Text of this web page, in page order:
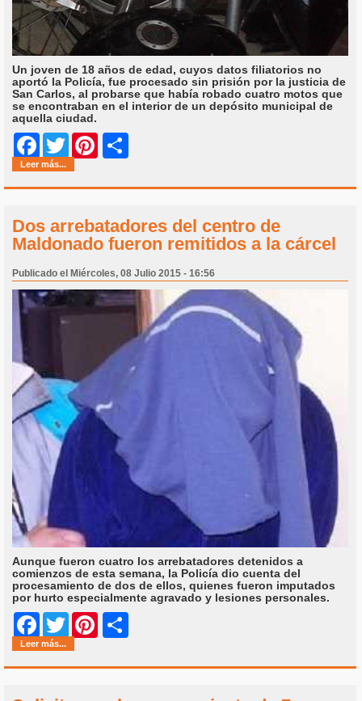
Un joven de 18 años de edad, cuyos datos filiatorios no
aportó la Policía, fue procesado sin prisión por la justicia de
San Carlos, al probarse que había robado cuatro motos que
se encontraban en el interior de un depósito municipal de
aquella ciudad.
Facebook
Twitter Pinterest
Leer más...
Dos arrebatadores del centro de
Maldonado fueron remitidos a la cárcel
Publicado el Miércoles, 08 Julio 2015 - 16:56
Aunque fueron cuatro los arrebatadores detenidos a
comienzos de esta semana, la Policía dio cuenta del
procesamiento de dos de ellos, quienes fueron imputados
por hurto especialmente agravado y lesiones personales.
Facebook
Twitter Pinterest
Leer más...